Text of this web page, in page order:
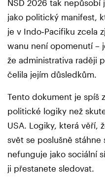
NSD 2026 tak nepůsobí
jako politický manifest,
je v Indo‑Pacifiku zcela
wanu není opomenutí –
že administrativa raději
čelila jejím důsledkům.
Tento dokument je spíš
politické logiky než
USA. Logiky, která věří,
svět se poslušně stáhne
nefunguje jako sociální
ji přestanete sledovat.